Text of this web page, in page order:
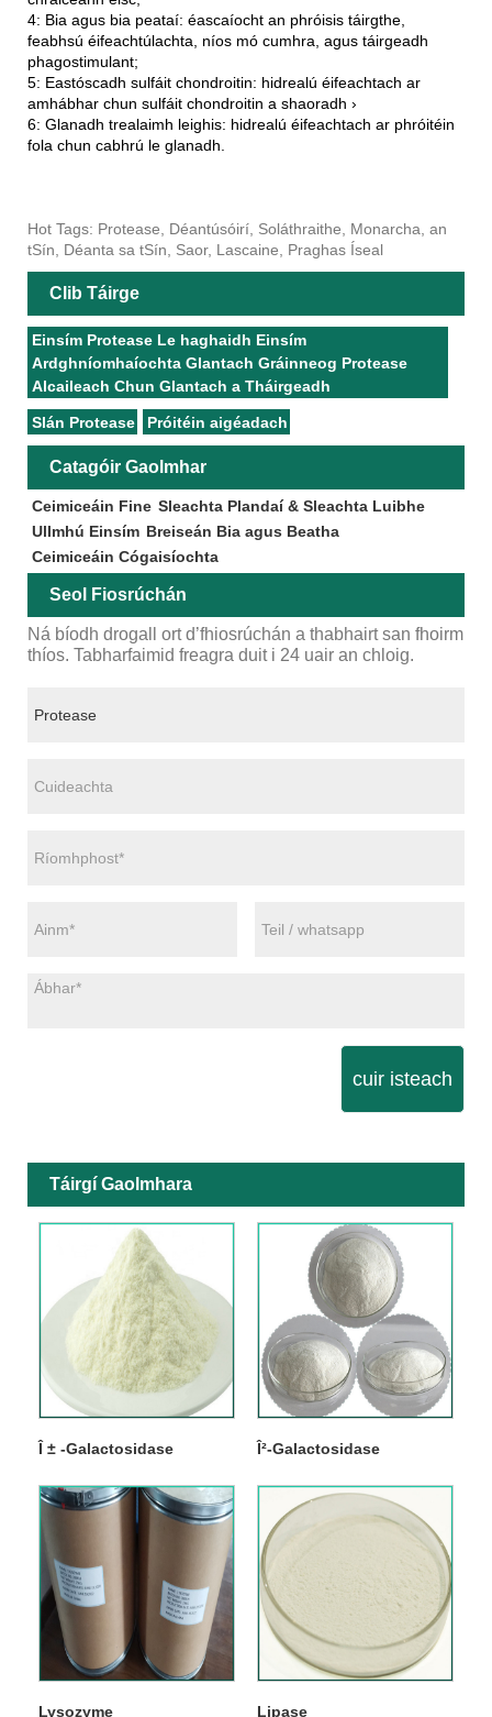
4: Bia agus bia peataí: éascaíocht an phróisis táirgthe,
feabhsú éifeachtúlachta, níos mó cumhra, agus táirgeadh
phagostimulant;
5: Eastóscadh sulfáit chondroitin: hidrealú éifeachtach ar
amhábhar chun sulfáit chondroitin a shaoradh ›
6: Glanadh trealaimh leighis: hidrealú éifeachtach ar phróitéin
fola chun cabhrú le glanadh.
Hot Tags: Protease, Déantúsóirí, Soláthraithe, Monarcha, an
tSín, Déanta sa tSín, Saor, Lascaine, Praghas Íseal
Clib Táirge
Einsím Protease Le haghaidh Einsím
Ardghníomhaíochta Glantach Gráinneog Protease
Alcaileach Chun Glantach a Tháirgeadh
Slán Protease Próitéin aigéadach
Catagóir Gaolmhar
Ceimiceáin Fine Sleachta Plandaí & Sleachta Luibhe
Ullmhú Einsím Breiseán Bia agus Beatha
Ceimiceáin Cógaisíochta
Seol Fiosrúchán
Ná bíodh drogall ort d’fhiosrúchán a thabhairt san fhoirm
thíos. Tabharfaimid freagra duit i 24 uair an chloig.
cuir isteach
Táirgí Gaolmhara
Î ± -Galactosidase Î²-Galactosidase
Lysozyme Lipase